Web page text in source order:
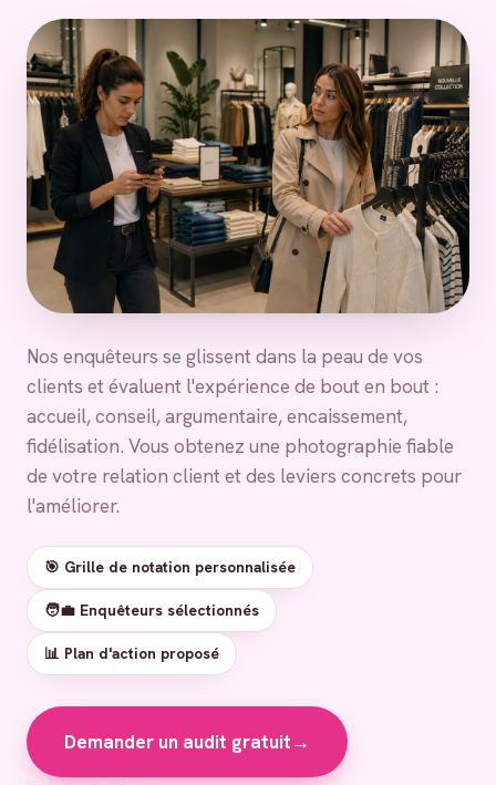
Nos enquêteurs se glissent dans la peau de vos
clients et évaluent l'expérience de bout en bout :
accueil, conseil, argumentaire, encaissement,
fidélisation. Vous obtenez une photographie fiable
de votre relation client et des leviers concrets pour
l'améliorer.
🎯 Grille de notation personnalisée
🧑‍💼 Enquêteurs sélectionnés
📊 Plan d'action proposé
Demander un audit gratuit→